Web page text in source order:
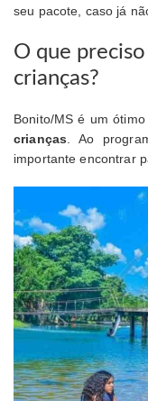
seu pacote, caso já
O que
crianças?
Bonito/MS é um
crianças . Ao
importante encontrar